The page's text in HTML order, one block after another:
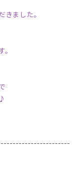
ました。